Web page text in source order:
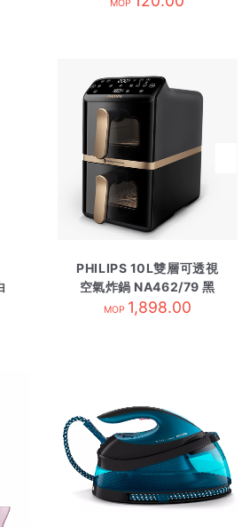
MOP
PHILIPS 10L雙層可透視
空氣炸鍋 NA462/79 黑
MOP 1,898.00